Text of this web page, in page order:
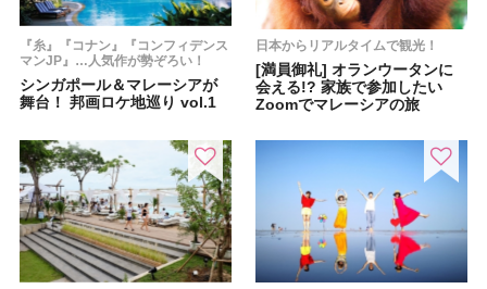
『糸』『コナン』『コンフィデンス
マンJP』…人気作が勢ぞろい！
シンガポール＆マレーシアが
舞台！ 邦画ロケ地巡り vol.1
日本からリアルタイムで観光！
[満員御礼] オランウータンに
会える!? 家族で参加したい
Zoomでマレーシアの旅